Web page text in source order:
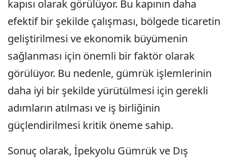
kapısı olarak görülüyor. Bu kapının daha
efektif bir şekilde çalışması, bölgede ticaretin
geliştirilmesi ve ekonomik büyümenin
sağlanması için önemli bir faktör olarak
görülüyor. Bu nedenle, gümrük işlemlerinin
daha iyi bir şekilde yürütülmesi için gerekli
adımların atılması ve iş birliğinin
güçlendirilmesi kritik öneme sahip.
Sonuç olarak, İpekyolu Gümrük ve Dış